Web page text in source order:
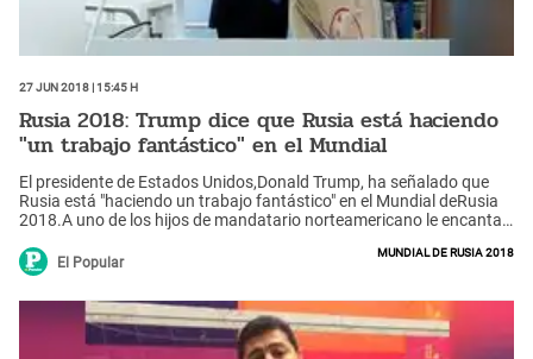
27 Jun 2018 | 15:45 h
Rusia 2018: Trump dice que Rusia está haciendo
"un trabajo fantástico" en el Mundial
El presidente de Estados Unidos,Donald Trump, ha señalado que
Rusia está "haciendo un trabajo fantástico" en el Mundial deRusia
2018.A uno de los hijos de mandatario norteamericano le encanta
El Popular
Mundial de Rusia 2018